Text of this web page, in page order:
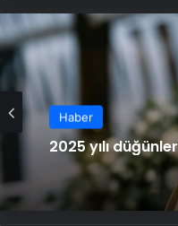
Haber
2025 yılı